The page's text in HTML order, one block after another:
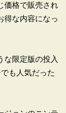
価格で販売され
得な内容になっ
限定版の投入
も人気だった